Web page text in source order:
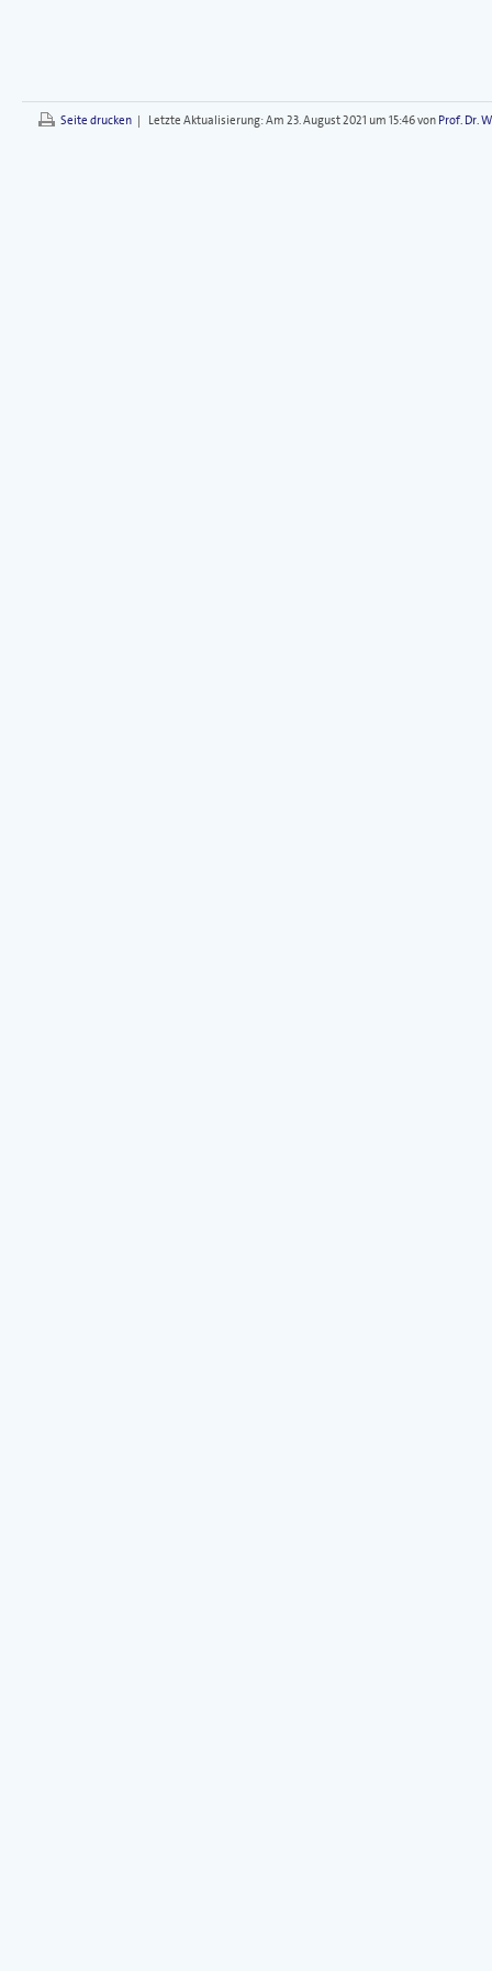
Seite drucken | Letzte Aktualisierung:Am 23. August 2021 um 15:46 von Prof. Dr.